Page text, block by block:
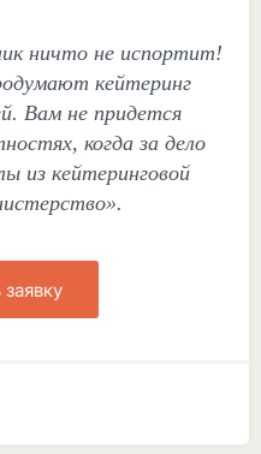
ничто не испортит!
кейтеринг
Вам не придется
когда за дело
из кейтеринговой